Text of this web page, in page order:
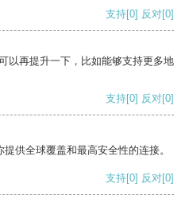
支持[0] 反对[0]
以再提升一下，比如能够支持更多地
支持[0] 反对[0]
供全球覆盖和最高安全性的连接。
支持[0] 反对[0]